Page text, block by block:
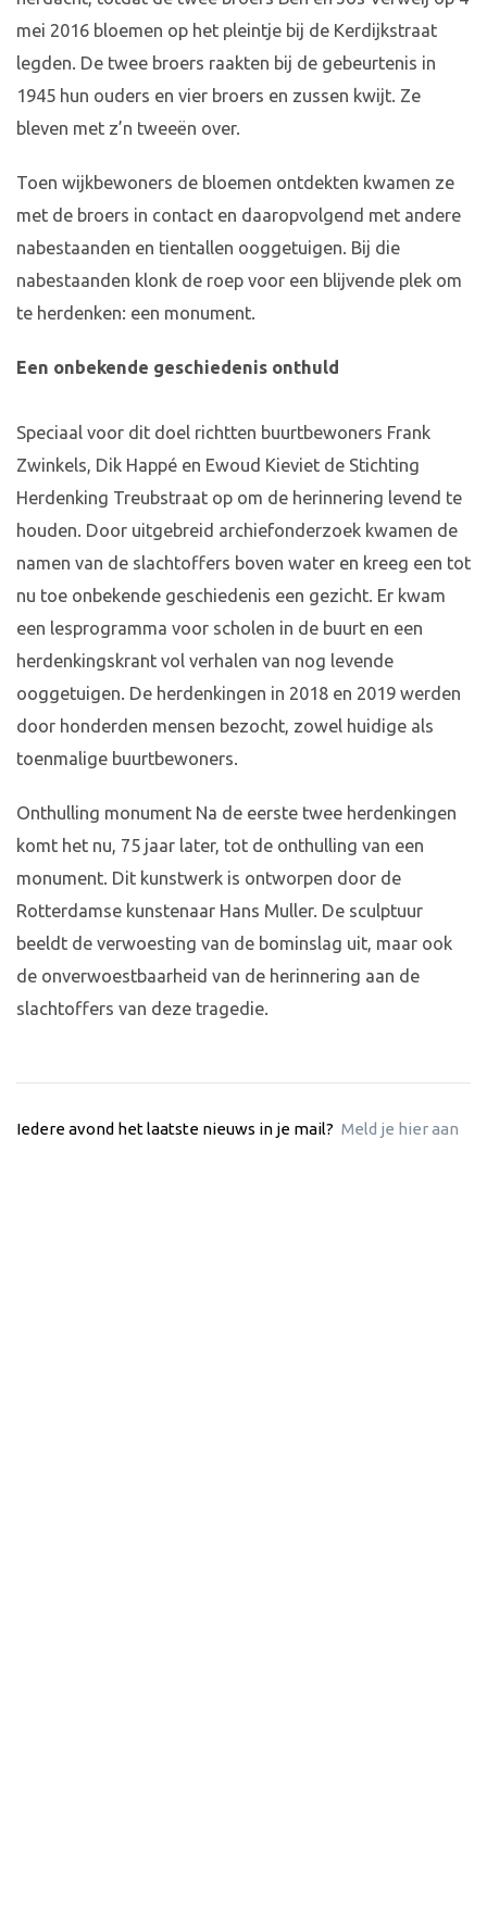
mei 2016 bloemen op het pleintje bij de Kerdijkstraat
legden. De twee broers raakten bij de gebeurtenis in
1945 hun ouders en vier broers en zussen kwijt. Ze
bleven met z’n tweeën over.
Toen wijkbewoners de bloemen ontdekten kwamen ze
met de broers in contact en daaropvolgend met andere
nabestaanden en tientallen ooggetuigen. Bij die
nabestaanden klonk de roep voor een blijvende plek om
te herdenken: een monument.
Een onbekende geschiedenis onthuld
Speciaal voor dit doel richtten buurtbewoners Frank
Zwinkels, Dik Happé en Ewoud Kieviet de Stichting
Herdenking Treubstraat op om de herinnering levend te
houden. Door uitgebreid archiefonderzoek kwamen de
namen van de slachtoffers boven water en kreeg een tot
nu toe onbekende geschiedenis een gezicht. Er kwam
een lesprogramma voor scholen in de buurt en een
herdenkingskrant vol verhalen van nog levende
ooggetuigen. De herdenkingen in 2018 en 2019 werden
door honderden mensen bezocht, zowel huidige als
toenmalige buurtbewoners.
Onthulling monument Na de eerste twee herdenkingen
komt het nu, 75 jaar later, tot de onthulling van een
monument. Dit kunstwerk is ontworpen door de
Rotterdamse kunstenaar Hans Muller. De sculptuur
beeldt de verwoesting van de bominslag uit, maar ook
de onverwoestbaarheid van de herinnering aan de
slachtoffers van deze tragedie.
Iedere avond het laatste nieuws in je mail? Meld je hier aan